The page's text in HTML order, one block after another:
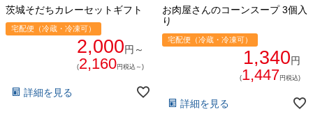
茨城そだちカレーセットギフト
宅配便（冷蔵・冷凍可）
2,000円～
(2,160円税込～)
詳細を見る
お肉屋さんのコーンスープ 3個入
り
宅配便（冷蔵・冷凍可）
1,340円
(1,447円税込)
詳細を見る